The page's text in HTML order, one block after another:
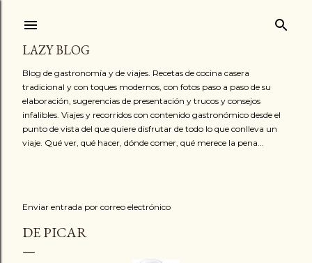
LAZY BLOG
Blog de gastronomía y de viajes. Recetas de cocina casera
tradicional y con toques modernos, con fotos paso a paso de su
elaboración, sugerencias de presentación y trucos y consejos
infalibles. Viajes y recorridos con contenido gastronómico desde el
punto de vista del que quiere disfrutar de todo lo que conlleva un
viaje. Qué ver, qué hacer, dónde comer, qué merece la pena...
Enviar entrada por correo electrónico
DE PICAR